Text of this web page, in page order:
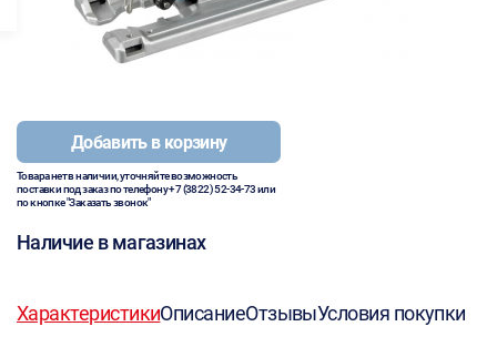
Добавить в корзину
Товара нет в наличии, уточняйте возможность
поставки под заказ по телефону+7 (3822) 52-34-73или
по кнопке "Заказать звонок"
Наличие в магазинах
ХарактеристикиОписаниеОтзывыУсловия покупки